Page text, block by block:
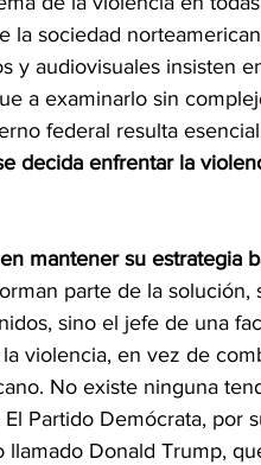
la sociedad
y audiovisuales insisten
a examinarlo sin
federal resulta
decida enfrentar la
mantener su estrategia
parte de la solución,
sino el jefe de una
violencia, en vez de
No existe ninguna
Partido Demócrata, por
Donald Trump,